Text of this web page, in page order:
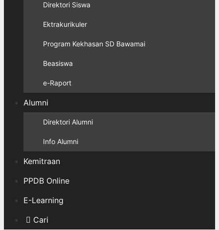
Direktori Siswa
Ektrakurikuler
Program Kekhasan SD Bawamai
Beasiswa
e-Raport
Alumni
Direktori Alumni
Info Alumni
Kemitraan
PPDB Online
E-Learning
Cari